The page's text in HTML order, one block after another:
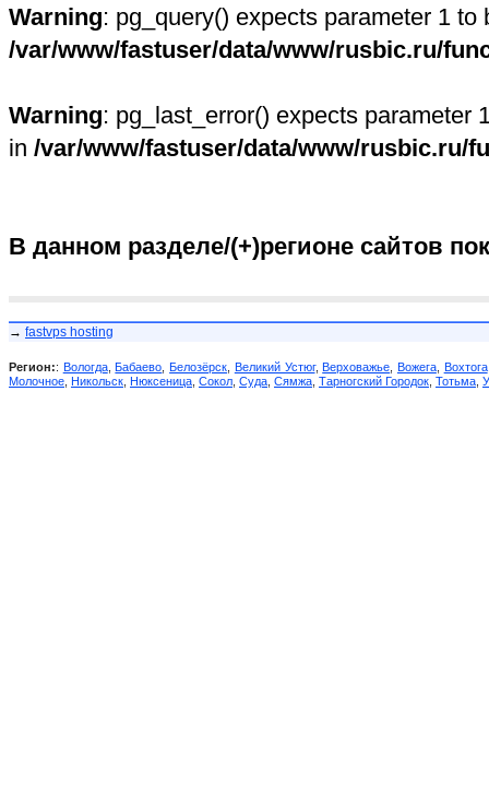
Warning: pg_query() expects parameter 1
/var/www/fastuser/data/www/rusbic.ru/
Warning: pg_last_error() expects parameter
in /var/www/fastuser/data/www/rusbic.ru/
В данном разделе/(+)регионе сайтов
→ fastvps hosting
Регион:: Вологда,Бабаево ,Белозёрск Великий Устюг,Верховажье Вожега, Вохтога
Молочное Никольск Нюксеница Сокол Суда Сямжа Тарногский Городок Тотьма